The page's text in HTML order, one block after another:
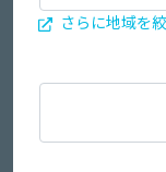
さらに地域を